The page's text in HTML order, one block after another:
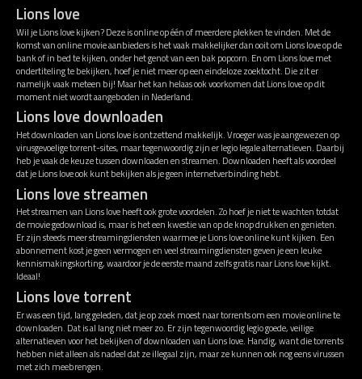
Lions love
Wil je Lions love kijken? Deze is online op één of meerdere plekken te vinden. Met de
komst van online movie aanbieders is het vaak makkelijker dan ooit om Lions love op de
bank of in bed te kijken, onder het genot van een bak popcorn. En om Lions love met
ondertiteling te bekijken, hoef je niet meer op een eindeloze zoektocht. Die zit er
namelijk vaak meteen bij! Maar het kan helaas ook voorkomen dat Lions love op dit
moment niet wordt aangeboden in Nederland.
Lions love downloaden
Het downloaden van Lions love is ontzettend makkelijk. Vroeger was je aangewezen op
virusgevoelige torrent-sites, maar tegenwoordig zijn er legio legale alternatieven. Daarbij
heb je vaak de keuze tussen downloaden en streamen. Downloaden heeft als voordeel
dat je Lions love ook kunt bekijken als je geen internetverbinding hebt.
Lions love streamen
Het streamen van Lions love heeft ook grote voordelen. Zo hoef je niet te wachten totdat
de movie gedownload is, maar is het een kwestie van op de knop drukken en genieten.
Er zijn steeds meer streamingdiensten waarmee je Lions love online kunt kijken. Een
abonnement kost je geen vermogen en veel streamingdiensten geven je een leuke
kennismakingskorting, waardoor je de eerste maand zelfs gratis naar Lions love kijkt.
Ideaal!
Lions love torrent
Er was een tijd, lang geleden, dat je op zoek moest naar torrents om een movie online te
downloaden. Dat is al lang niet meer zo. Er zijn tegenwoordig legio goede, veilige
alternatieven voor het bekijken of downloaden van Lions love. Handig, want die torrents
hebben niet alleen als nadeel dat ze illegaal zijn, maar ze kunnen ook nog eens virussen
met zich meebrengen.